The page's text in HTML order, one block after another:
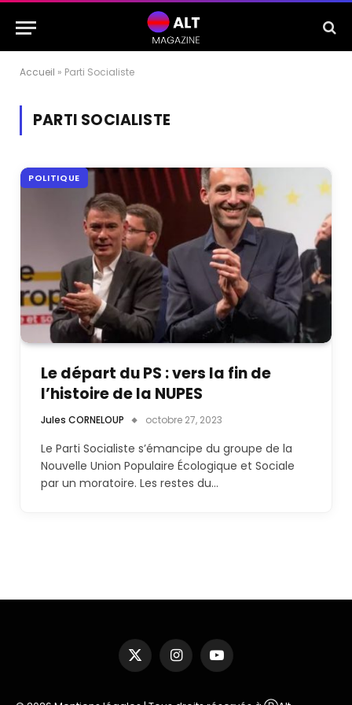
Accueil » Parti Socialiste
PARTI SOCIALISTE
POLITIQUE
Le départ du PS : vers la fin de
l’histoire de la NUPES
Jules CORNELOUP octobre 27, 2023
Le Parti Socialiste s’émancipe du groupe de la
Nouvelle Union Populaire Écologique et Sociale
par un moratoire. Les restes du…
X
(Twitter)
InstagramYouTube